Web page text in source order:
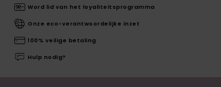
Word lid van het loyaliteitsprogramma
Onze eco-verantwoordelijke inzet
100% veilige betaling
Hulp nodig?